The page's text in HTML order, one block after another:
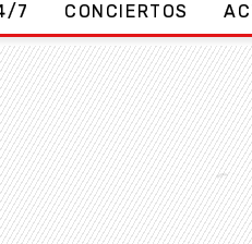
7 CONCIERTOS